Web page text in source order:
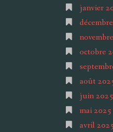
janvier
octobre
août
juin 2025
mai 2025
avril